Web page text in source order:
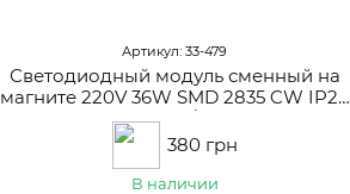
Артикул: 33-479
Светодиодный модуль сменный на
магните 220V 36W SMD 2835 CW IP20
(LW-03/60)
380 грн
В наличии